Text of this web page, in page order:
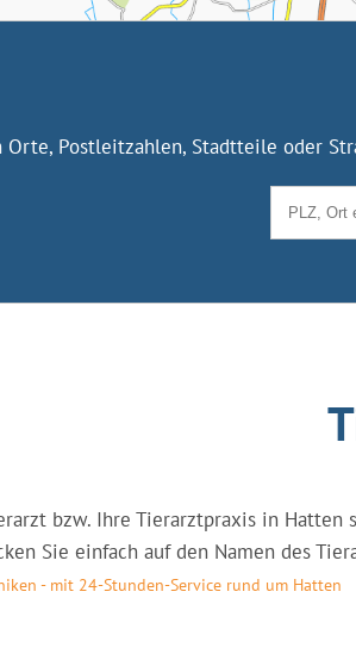
Orte, Postleitzahlen, Stadtteile oder
bzw. Ihre Tierarztpraxis in
Sie einfach auf den Namen des
- mit 24-Stunden-Service rund um Hatten